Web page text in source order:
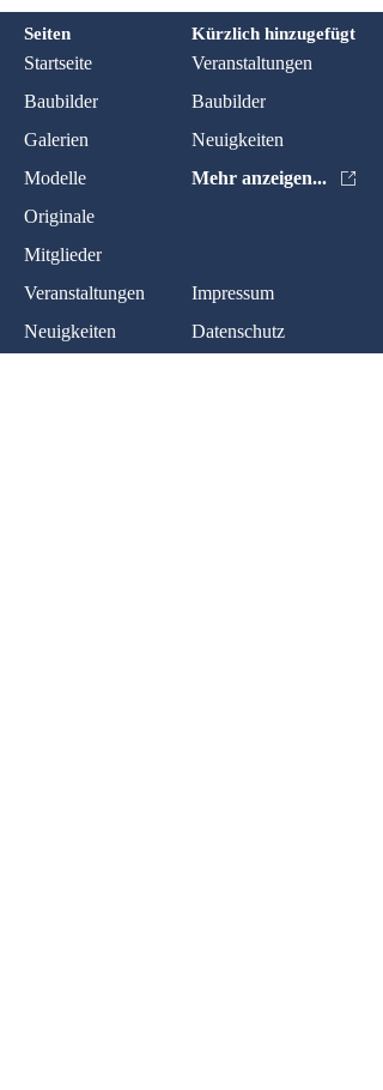
Seiten Kürzlich hinzugefügt
Startseite
Veranstaltungen
Baubilder
Baubilder
Galerien
Neuigkeiten
Modelle
Mehr anzeigen...
Originale
Mitglieder
Veranstaltungen
Impressum
Neuigkeiten
Datenschutz